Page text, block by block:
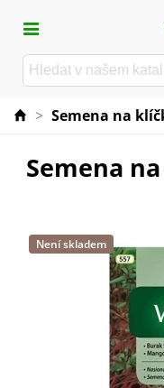
> Semena na
Semena
Není skladem